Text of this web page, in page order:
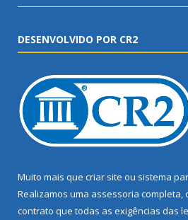
DESENVOLVIDO POR CR2
Muito mais que criar site ou sistema
Realizamos uma assessoria completa,
contrato que todas as exigências das